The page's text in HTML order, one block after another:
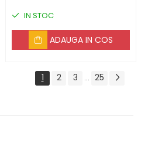
IN STOC
ADAUGA IN COS
1 2 3 ... 25